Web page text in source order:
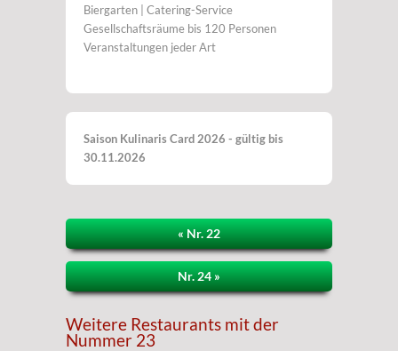
Biergarten | Catering-Service
Gesellschaftsräume bis 120 Personen
Veranstaltungen jeder Art
Saison Kulinaris Card 2026 - gültig bis
30.11.2026
« Nr. 22
Nr. 24 »
Weitere Restaurants mit der
Nummer 23